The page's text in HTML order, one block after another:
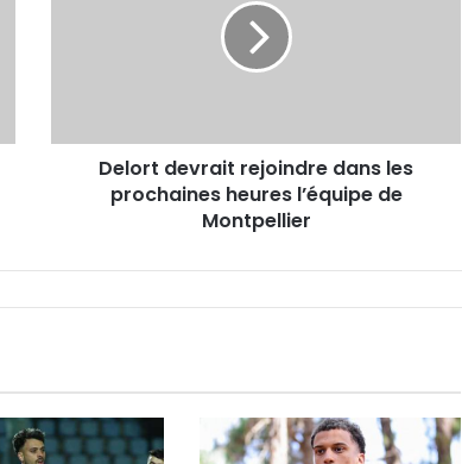
de
MontpellierDelort devrait rejoindre dans les
prochaines heures l’équipe de
Montpellier